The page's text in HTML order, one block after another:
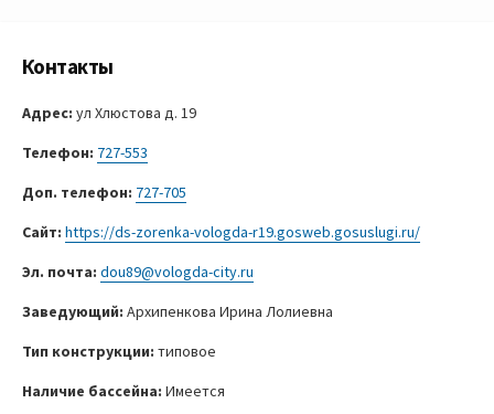
Контакты
Адрес: ул Хлюстова д. 19
Телефон: 727-553
Доп. телефон: 727-705
Сайт: https://ds-zorenka-vologda-r19.gosweb.gosuslugi.ru/
Эл. почта: dou89@vologda-city.ru
Заведующий: Архипенкова Ирина Лолиевна
Тип конструкции: типовое
Наличие бассейна: Имеется